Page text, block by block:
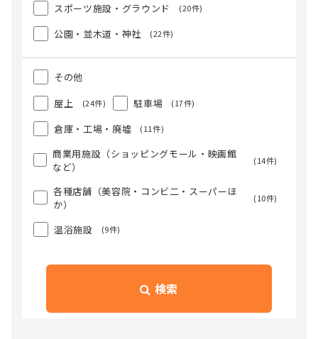
スポーツ施設・グラウンド (20件)
公園・並木道・神社 (22件)
その他
屋上
(24件) 駐車場 (17件)
倉庫・工場・廃墟 (11件)
商業用施設（ショッピングモール・映画館
など）
(14件)
各種店舗（美容院・コンビ二・スーパーほ
か）
(10件)
温浴施設 (9件)
検索